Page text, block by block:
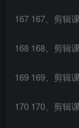
167 167、剪辑
168 168、剪辑
169 169、剪辑
170 170、剪辑